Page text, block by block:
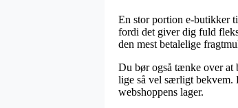
En stor portion e-butikker
fordi det giver dig fuld
den mest betalelige
Du bør også tænke over at
lige så vel særligt bekvem.
webshoppens lager.